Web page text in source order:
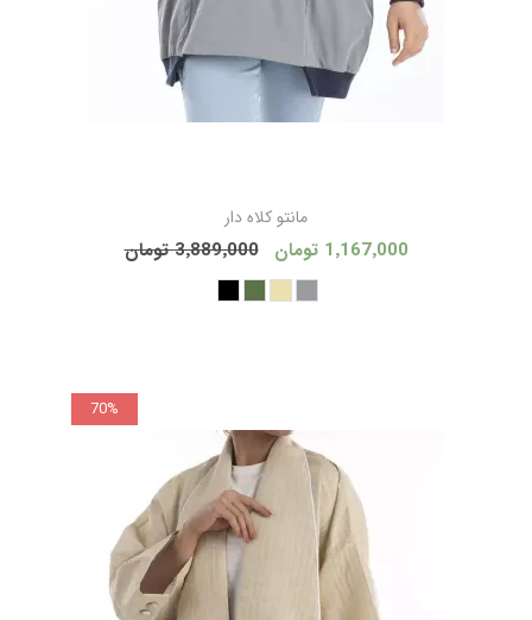
مانتو كلاه دار
1٬167٬000 تومان 3٬889٬000 تومان
70%